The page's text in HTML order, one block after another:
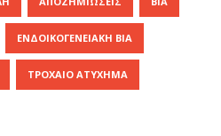
ΕΝΔΟΙΚΟΓΕΝΕΙΑΚΉ ΒΊΑ
ΤΡΟΧΑΊΟ ΑΤΎΧΗΜΑ